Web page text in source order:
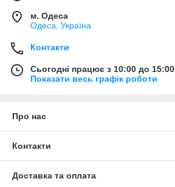
м. Одеса
Одеса, Україна
Контакти
Сьогодні працює з 10:00 до 15:00
Показати весь графік роботи
Про нас
Контакти
Доставка та оплата